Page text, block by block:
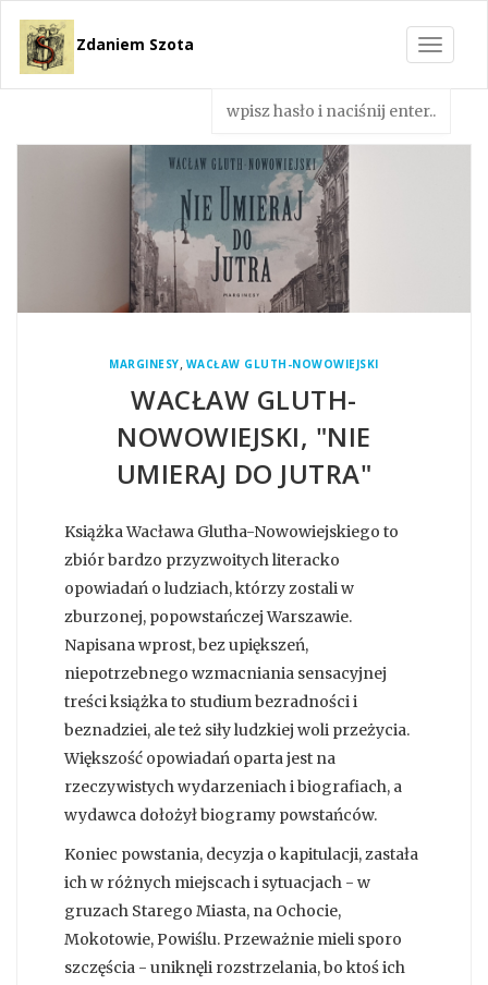
Toggle
Zdaniem Szota
MARGINESY, WACŁAW GLUTH-NOWOWIEJSKI
WACŁAW GLUTH-
NOWOWIEJSKI, "NIE
UMIERAJ DO JUTRA"
Książka Wacława Glutha-Nowowiejskiego to
zbiór bardzo przyzwoitych literacko
opowiadań o ludziach, którzy zostali w
zburzonej, popowstańczej Warszawie.
Napisana wprost, bez upiększeń,
niepotrzebnego wzmacniania sensacyjnej
treści książka to studium bezradności i
beznadziei, ale też siły ludzkiej woli przeżycia.
Większość opowiadań oparta jest na
rzeczywistych wydarzeniach i biografiach, a
wydawca dołożył biogramy powstańców.
Koniec powstania, decyzja o kapitulacji, zastała
ich w różnych miejscach i sytuacjach - w
gruzach Starego Miasta, na Ochocie,
Mokotowie, Powiślu. Przeważnie mieli sporo
szczęścia - uniknęli rozstrzelania, bo ktoś ich